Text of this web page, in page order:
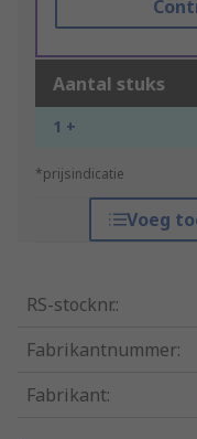
Aantal stuks
1 +
*prijsindicatie
Voeg
RS-stocknr.:
Fabrikantnummer:
Fabrikant: